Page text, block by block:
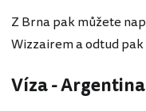
Z Brna pak můžete
Wizzairem a odtud
Víza - Argentina